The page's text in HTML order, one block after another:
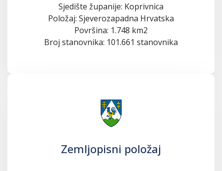
Sjedište županije: Koprivnica
Položaj: Sjeverozapadna Hrvatska
Površina: 1.748 km2
Broj stanovnika: 101.661 stanovnika
Zemljopisni položaj